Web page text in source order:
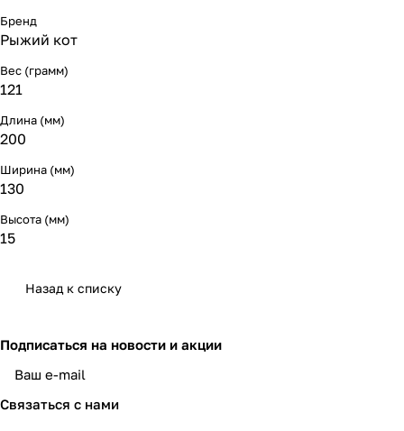
Бренд
Рыжий кот
Вес (грамм)
121
Длина (мм)
200
Ширина (мм)
130
Высота (мм)
15
Назад к списку
Подписаться на новости и акции
Связаться с нами